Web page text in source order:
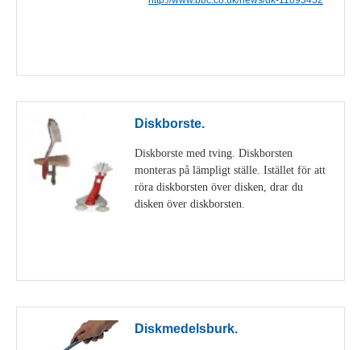
Diskborste.
Diskborste med tving. Diskborsten
monteras på lämpligt ställe. Istället för att
röra diskborsten över disken, drar du
disken över diskborsten.
Diskmedelsburk.